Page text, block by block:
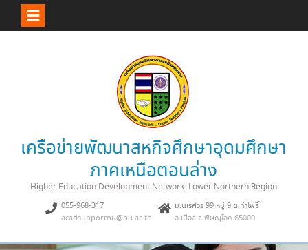
เครือข่ายพัฒนาสหกิจศึกษาอุดมศึกษา
ภาคเหนือตอนล่าง
Higher Education Development Network. Lower Northern Region
055-968-317
acadsupportnu@nu.ac.th
ม.นเรศวร 99 หมู่ 9 ต.ท่าโพธิ์
อ.เมือง จ.พิษณุโลก 65000